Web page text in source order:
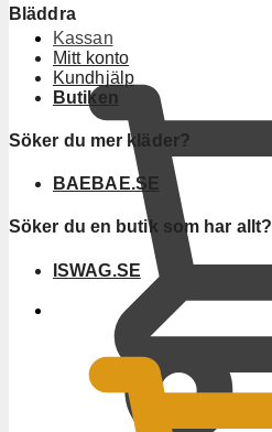
Kassan
Bläddra
Mitt konto
Kundhjälp
Butiken
Söker du mer kläder?
BAEBAE.SE
Söker du en butik som har allt?
ISWAG.SE